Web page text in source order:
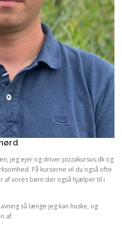
jeg ejer og driver pizzakursus.dk og
På kurserne vil du også ofte
af vores børn der også hjælper til i
så længe jeg kan huske, og
af.